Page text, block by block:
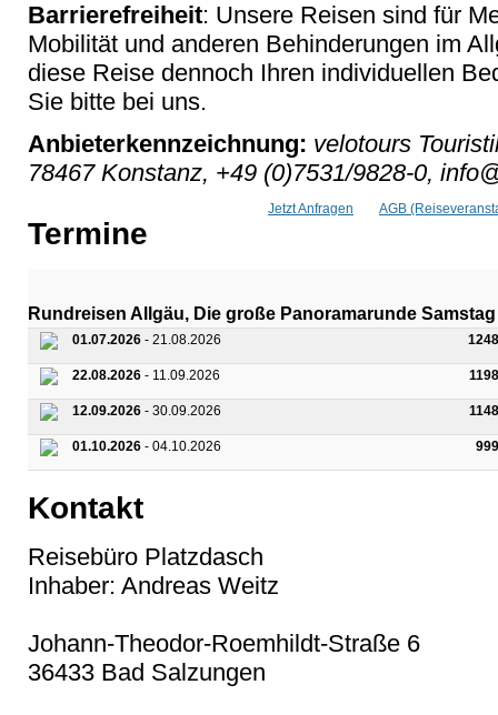
Barrierefreiheit: Unsere Reisen sind für
Mobilität und anderen Behinderungen im
diese Reise dennoch Ihren individuellen
Sie bitte bei uns.
Anbieterkennzeichnung: velotours
78467 Konstanz, +49 (0)7531/9828-0,
Jetzt Anfragen AGB
Termine
Rundreisen Allgäu, Die große Panoramarunde
01.07.2026 - 21.08.2026
22.08.2026 - 11.09.2026
12.09.2026 - 30.09.2026
01.10.2026 - 04.10.2026
Kontakt
Reisebüro Platzdasch
Inhaber: Andreas Weitz
Johann-Theodor-Roemhildt-Straße 6
36433 Bad Salzungen